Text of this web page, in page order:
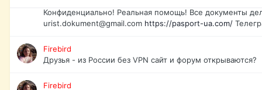
Конфиденциально! Реальная помощь! Все документы
urist.dokument@gmail.com https://pasport-ua.com/
Firebird
Друзья - из России без VPN сайт и форум открываются?
Firebird